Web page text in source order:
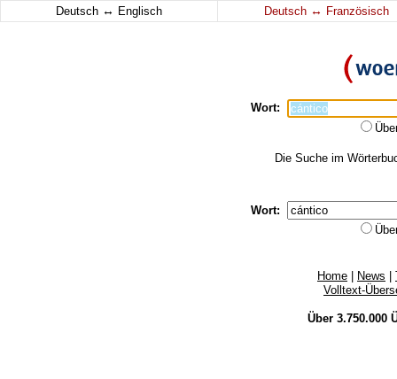
Deutsch ↔ Englisch Deutsch ↔ Französisch
Wort:
Die Suche im
Wort:
Home News
Volltext-
Über 3.750.000